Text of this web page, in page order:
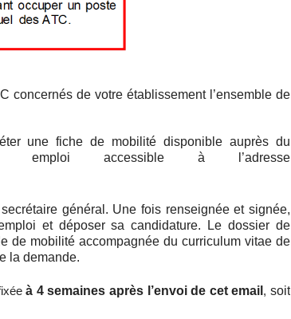
concernés de votre établissement l’ensemble de
une fiche de mobilité disponible auprès du
accessible à l’adresse
général. Une fois renseignée et signée,
et déposer sa candidature. Le dossier de
de mobilité accompagnée du curriculum vitae de
la demande.
à 4 semaines après l’envoi de cet email ,soit